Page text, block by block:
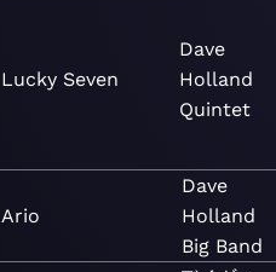
Lucky Seven
Dave
Holland
Quintet
Ario
Dave
Holland
Big Band